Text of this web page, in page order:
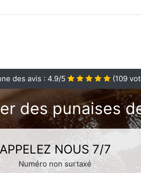
des avis : 4.9/5 (109
des punaises
APPELEZ NOUS 7/7
Numéro non surtaxé